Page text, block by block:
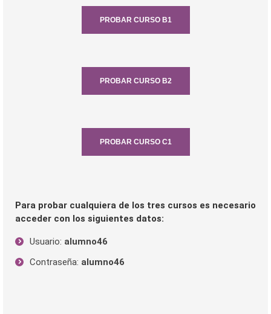
PROBAR CURSO B1
PROBAR CURSO B2
PROBAR CURSO C1
Para probar cualquiera de los tres cursos es necesario
acceder con los siguientes datos:
Usuario: alumno46
Contraseña: alumno46